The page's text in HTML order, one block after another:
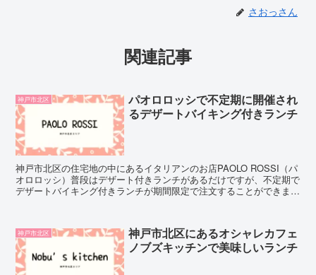
さおっさん
関連記事
神戸市北区
パオロロッシで不定期に開催され
るデザートバイキング付きランチ
神戸市北区の住宅地の中にあるイタリアンのお店PAOLO ROSSI（パ
オロロッシ）普段はデザート付きランチがあるだけですが、不定期で
デザートバイキング付きランチが期間限定で注文することができま
神戸市北区
神戸市北区にあるオシャレカフェ
ノブズキッチンで美味しいランチ